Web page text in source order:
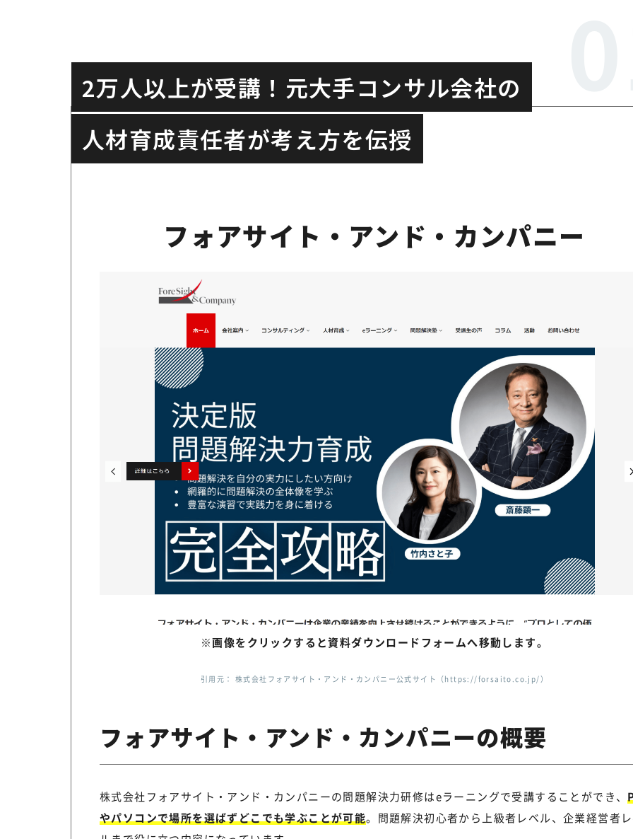
2万人以上が受講！元大手コンサル会社の
人材育成責任者が考え方を伝授
フォアサイト・アンド・カンパニー
※画像をクリックすると資料ダウンロードフォームへ移動します。
引用元： 株式会社フォアサイト・アンド・カンパニー公式サイト（https://forsaito.co.jp/）
フォアサイト・アンド・カンパニーの概要
株式会社フォアサイト・アンド・カンパニーの問題解決力研修はeラーニングで受講することができ、
やパソコンで場所を選ばずどこでも学ぶことが可能。問題解決初心者から上級者レベル、企業経営者